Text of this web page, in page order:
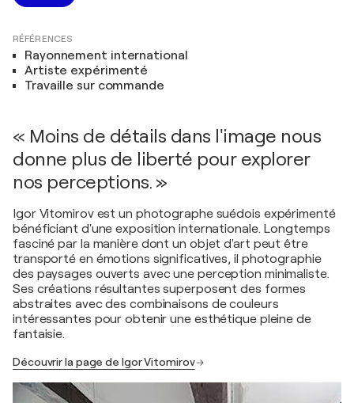
RÉFÉRENCES
Rayonnement international
Artiste expérimenté
Travaille sur commande
« Moins de détails dans l'image nous
donne plus de liberté pour explorer
nos perceptions. »
Igor Vitomirov est un photographe suédois expérimenté
bénéficiant d'une exposition internationale. Longtemps
fasciné par la manière dont un objet d'art peut être
transporté en émotions significatives, il photographie
des paysages ouverts avec une perception minimaliste.
Ses créations résultantes superposent des formes
abstraites avec des combinaisons de couleurs
intéressantes pour obtenir une esthétique pleine de
fantaisie.
Découvrir la page de Igor Vitomirov